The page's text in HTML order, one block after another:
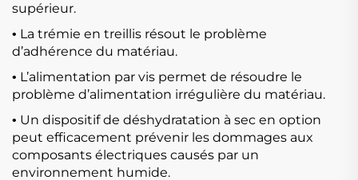
supérieur.
• La trémie en treillis résout le problème
d’adhérence du matériau.
• L’alimentation par vis permet de résoudre le
problème d’alimentation irrégulière du matériau.
• Un dispositif de déshydratation à sec en option
peut efficacement prévenir les dommages aux
composants électriques causés par un
environnement humide.